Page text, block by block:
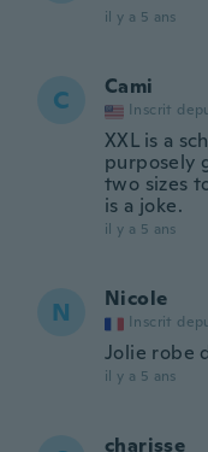
il y a 5 ans
C Cami
Inscrit
XXL is a
purposely
two sizes
is a joke.
il y a 5 ans
N Nicole
Inscrit
Jolie robe
il y a 5 ans
charisse